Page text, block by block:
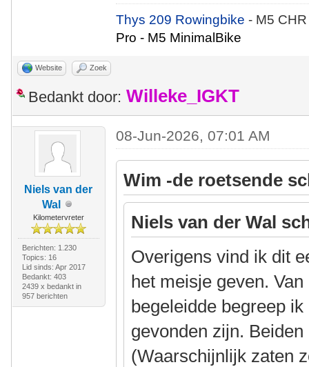
Thys 209 Rowingbike- M5
Pro - M5 MinimalBike
Website Zoek
Bedankt door: Willeke_IGKT
Niels van der
Wal
Kilometervreter
Berichten: 1.230
Topics: 16
Lid sinds: Apr 2017
Bedankt: 403
2439 x bedankt in
957 berichten
08-Jun-2026, 07:01 AM
Wim -de roetsende
Niels van der Wal
Overigens vind ik dit
het meisje geven.
begeleidde begreep
gevonden zijn.
(Waarschijnlijk zaten